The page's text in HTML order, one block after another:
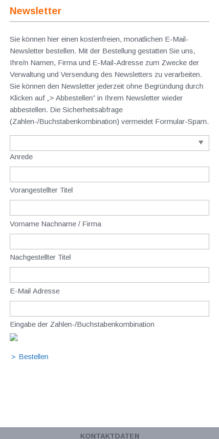
Newsletter
Sie können hier einen kostenfreien, monatlichen E-Mail-
Newsletter bestellen. Mit der Bestellung gestatten Sie uns,
Ihre/n Namen, Firma und E-Mail-Adresse zum Zwecke der
Verwaltung und Versendung des Newsletters zu verarbeiten.
Sie können den Newsletter jederzeit ohne Begründung durch
Klicken auf „> Abbestellen” in Ihrem Newsletter wieder
abbestellen. Die Sicherheitsabfrage
(Zahlen-/Buchstabenkombination) vermeidet Formular-Spam.
Anrede
Vorangestellter Titel
Vorname Nachname / Firma
Nachgestellter Titel
E-Mail Adresse
Eingabe der Zahlen-/Buchstabenkombination
KONTAKTDATEN